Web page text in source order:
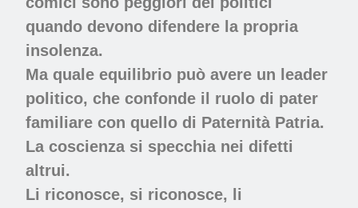
quando devono difendere la propria
insolenza.
Ma quale equilibrio può avere un leader
politico, che confonde il ruolo di pater
familiare con quello di Paternità Patria.
La coscienza si specchia nei difetti
altrui.
Li riconosce, si riconosce, li